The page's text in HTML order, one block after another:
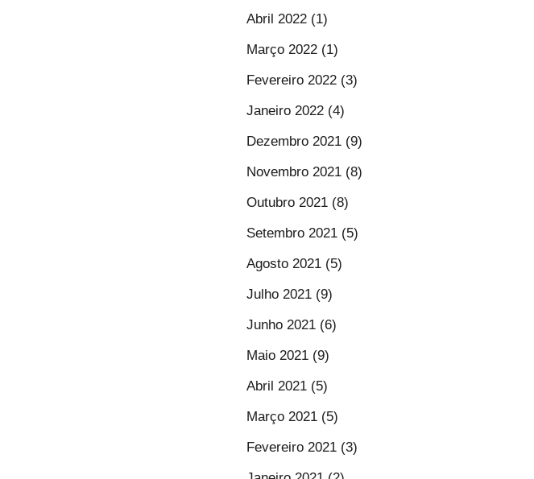
Abril 2022 (1)
Março 2022 (1)
Fevereiro 2022 (3)
Janeiro 2022 (4)
Dezembro 2021 (9)
Novembro 2021 (8)
Outubro 2021 (8)
Setembro 2021 (5)
Agosto 2021 (5)
Julho 2021 (9)
Junho 2021 (6)
Maio 2021 (9)
Abril 2021 (5)
Março 2021 (5)
Fevereiro 2021 (3)